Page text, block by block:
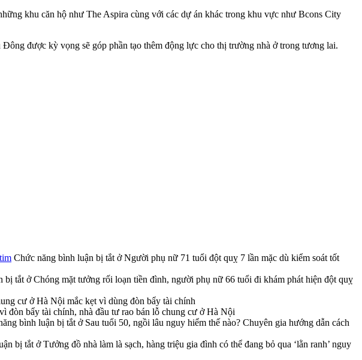
khu căn hộ như The Aspira cùng với các dự án khác trong khu vực như Bcons City
được kỳ vọng sẽ góp phần tạo thêm động lực cho thị trường nhà ở trong tương lai.
Chức năng bình luận bị tắt ở Người phụ nữ 71 tuổi đột quỵ 7 lần mặc dù kiểm soát tốt
bị tắt ở Chóng mặt tưởng rối loạn tiền đình, người phụ nữ 66 tuổi đi khám phát hiện đột quỵ
cư ở Hà Nội mắc kẹt vì dùng đòn bẩy tài chính
đòn bẩy tài chính, nhà đầu tư rao bán lỗ chung cư ở Hà Nội
bình luận bị tắt ở Sau tuổi 50, ngồi lâu nguy hiểm thế nào? Chuyên gia hướng dẫn cách
bị tắt ở Tưởng đồ nhà làm là sạch, hàng triệu gia đình có thể đang bỏ qua ‘lằn ranh’ nguy